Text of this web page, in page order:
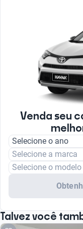
Venda seu
Selecione o ano
Selecione a marca
Selecione o modelo
Talvez você